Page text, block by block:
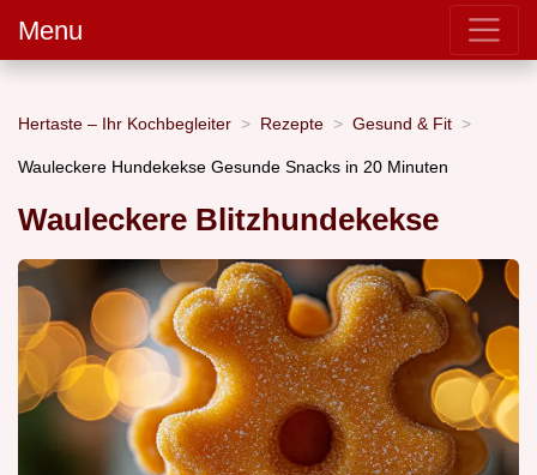
Menu
Hertaste – Ihr Kochbegleiter Rezepte Gesund & Fit
Wauleckere Hundekekse Gesunde Snacks in 20 Minuten
Wauleckere Blitzhundekekse